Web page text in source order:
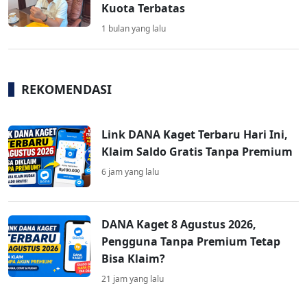
Kuota Terbatas
1 bulan yang lalu
REKOMENDASI
Link DANA Kaget Terbaru Hari Ini,
Klaim Saldo Gratis Tanpa Premium
6 jam yang lalu
DANA Kaget 8 Agustus 2026,
Pengguna Tanpa Premium Tetap
Bisa Klaim?
21 jam yang lalu